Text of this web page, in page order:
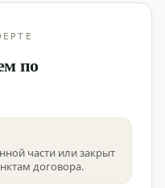
по
части или закрыт
договора.